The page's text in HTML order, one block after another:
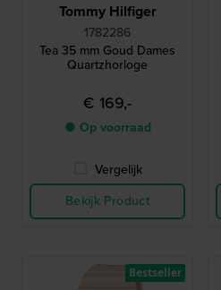
Tommy Hilfiger
1782286
Tea 35 mm Goud Dames
Quartzhorloge
€ 169,-
● Op voorraad
Vergelijk
Bekijk Product
Bestseller